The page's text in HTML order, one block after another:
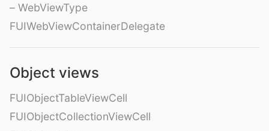
– WebViewType
FUIWebViewContainerDelegate
Object views
FUIObjectTableViewCell
FUIObjectCollectionViewCell